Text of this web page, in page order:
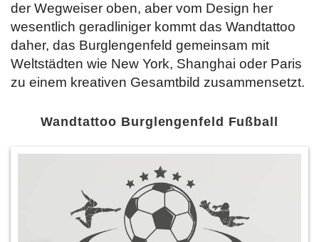
der Wegweiser oben, aber vom Design her
wesentlich geradliniger kommt das Wandtattoo
daher, das Burglengenfeld gemeinsam mit
Weltstädten wie New York, Shanghai oder Paris
zu einem kreativen Gesamtbild zusammensetzt.
Wandtattoo Burglengenfeld Fußball